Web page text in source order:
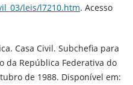
leis/l7210.htm. Acesso
Casa Civil. Subchefia para
da República Federativa do
de 1988. Disponível em: